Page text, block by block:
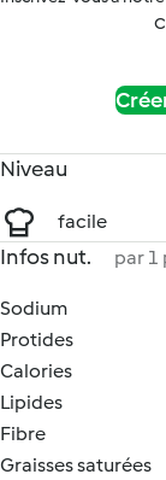
Niveau
facile
Infos nut. par 1
Sodium
Protides
Calories
Lipides
Fibre
Graisses saturées